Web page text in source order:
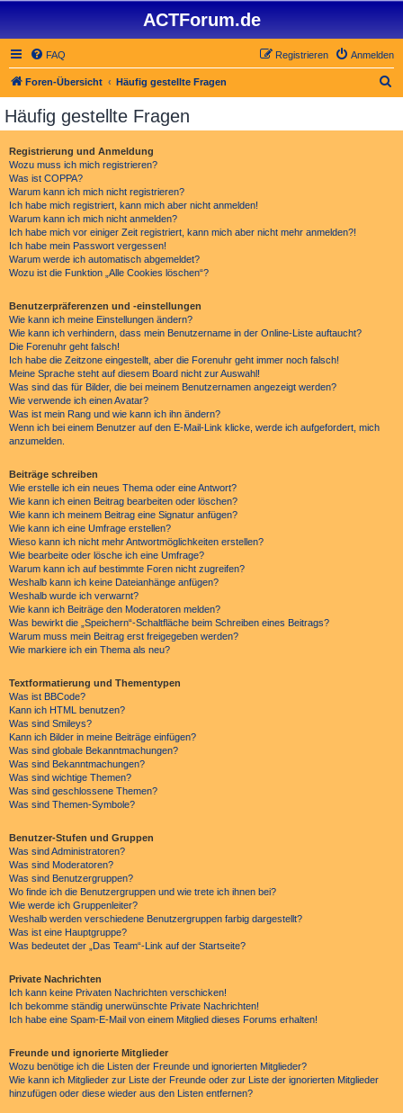
ACTForum.de
FAQ Anmelden
Registrieren
Foren-Übersicht Häufig gestellte Fragen
Häufig gestellte Fragen
Registrierung und Anmeldung
Wozu muss ich mich registrieren?
Was ist COPPA?
Warum kann ich mich nicht registrieren?
Ich habe mich registriert, kann mich aber nicht anmelden!
Warum kann ich mich nicht anmelden?
Ich habe mich vor einiger Zeit registriert, kann mich aber nicht mehr anmelden?!
Ich habe mein Passwort vergessen!
Warum werde ich automatisch abgemeldet?
Wozu ist die Funktion „Alle Cookies löschen“?
Benutzerpräferenzen und -einstellungen
Wie kann ich meine Einstellungen ändern?
Wie kann ich verhindern, dass mein Benutzername in der Online-Liste auftaucht?
Die Forenuhr geht falsch!
Ich habe die Zeitzone eingestellt, aber die Forenuhr geht immer noch falsch!
Meine Sprache steht auf diesem Board nicht zur Auswahl!
Was sind das für Bilder, die bei meinem Benutzernamen angezeigt werden?
Wie verwende ich einen Avatar?
Was ist mein Rang und wie kann ich ihn ändern?
Wenn ich bei einem Benutzer auf den E-Mail-Link klicke, werde ich aufgefordert, mich
anzumelden.
Beiträge schreiben
Wie erstelle ich ein neues Thema oder eine Antwort?
Wie kann ich einen Beitrag bearbeiten oder löschen?
Wie kann ich meinem Beitrag eine Signatur anfügen?
Wie kann ich eine Umfrage erstellen?
Wieso kann ich nicht mehr Antwortmöglichkeiten erstellen?
Wie bearbeite oder lösche ich eine Umfrage?
Warum kann ich auf bestimmte Foren nicht zugreifen?
Weshalb kann ich keine Dateianhänge anfügen?
Weshalb wurde ich verwarnt?
Wie kann ich Beiträge den Moderatoren melden?
Was bewirkt die „Speichern“-Schaltfläche beim Schreiben eines Beitrags?
Warum muss mein Beitrag erst freigegeben werden?
Wie markiere ich ein Thema als neu?
Textformatierung und Thementypen
Was ist BBCode?
Kann ich HTML benutzen?
Was sind Smileys?
Kann ich Bilder in meine Beiträge einfügen?
Was sind globale Bekanntmachungen?
Was sind Bekanntmachungen?
Was sind wichtige Themen?
Was sind geschlossene Themen?
Was sind Themen-Symbole?
Benutzer-Stufen und Gruppen
Was sind Administratoren?
Was sind Moderatoren?
Was sind Benutzergruppen?
Wo finde ich die Benutzergruppen und wie trete ich ihnen bei?
Wie werde ich Gruppenleiter?
Weshalb werden verschiedene Benutzergruppen farbig dargestellt?
Was ist eine Hauptgruppe?
Was bedeutet der „Das Team“-Link auf der Startseite?
Private Nachrichten
Ich kann keine Privaten Nachrichten verschicken!
Ich bekomme ständig unerwünschte Private Nachrichten!
Ich habe eine Spam-E-Mail von einem Mitglied dieses Forums erhalten!
Freunde und ignorierte Mitglieder
Wozu benötige ich die Listen der Freunde und ignorierten Mitglieder?
Wie kann ich Mitglieder zur Liste der Freunde oder zur Liste der ignorierten Mitglieder
hinzufügen oder diese wieder aus den Listen entfernen?